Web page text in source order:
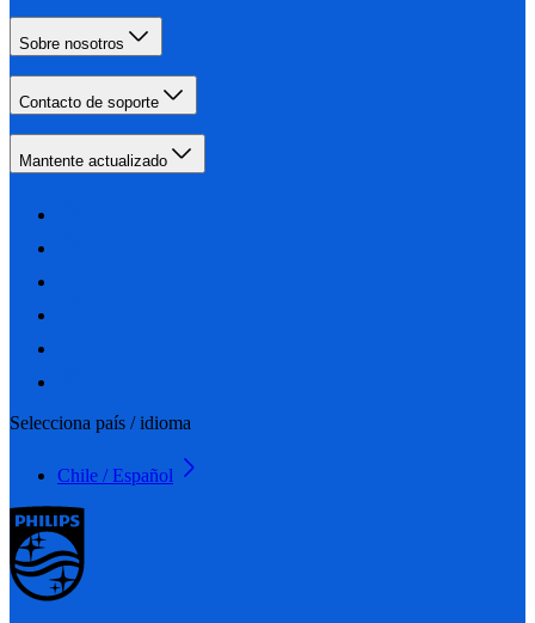
Sobre nosotros
Contacto de soporte
Mantente actualizado
Selecciona país / idioma
Chile / Español